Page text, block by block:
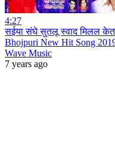
4:27
सईया संघे सुतलू स्वाद मिलल
Bhojpuri New Hit Song
Wave Music
7 years ago